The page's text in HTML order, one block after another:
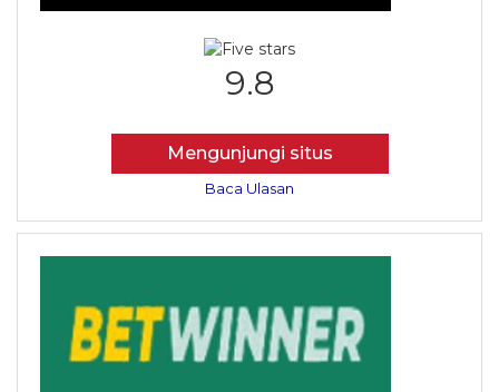
9.8
Mengunjungi situs
Baca Ulasan